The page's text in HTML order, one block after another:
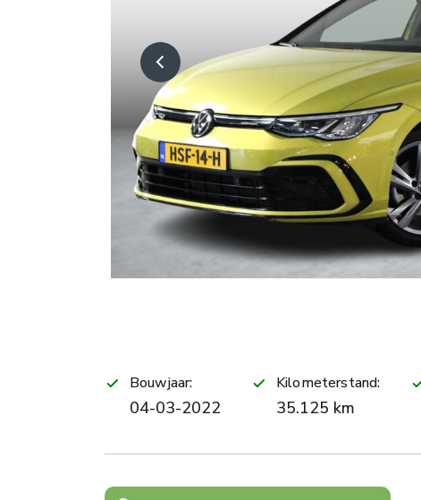
Bouwjaar:
04-03-2022
Kilometerstand:
35.125 km